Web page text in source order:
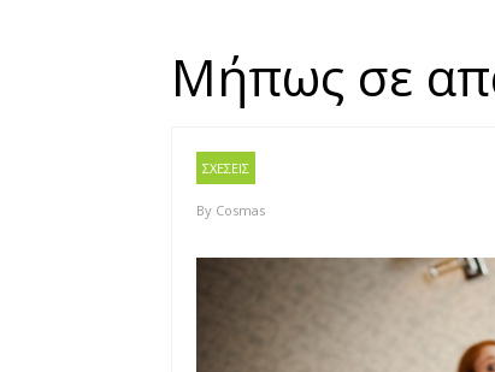
Μήπως σε
ΣΧΕΣΕΙΣ
By Cosmas